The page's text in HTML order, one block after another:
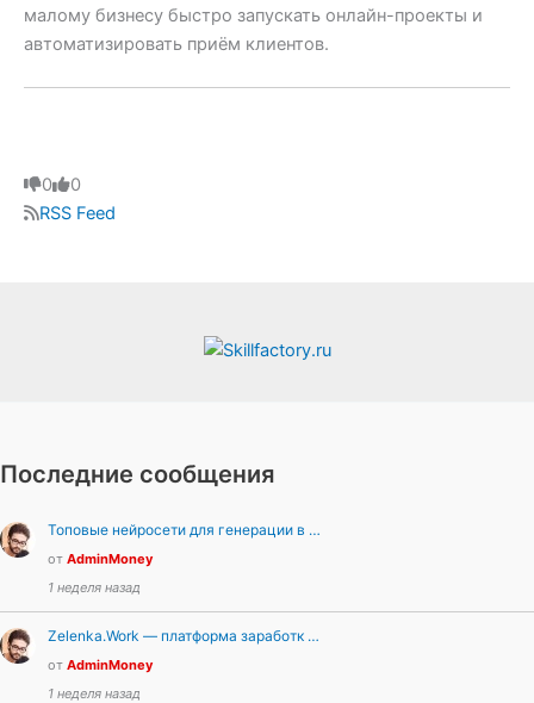
малому бизнесу быстро запускать онлайн-проекты и
автоматизировать приём клиентов.
Голосуйте
палец
0
Голосуйте
палец
0
RSS Feed
Последние сообщения
Топовые нейросети для генерации в …
от AdminMoney
1 неделя назад
Zelenka.Work — платформа заработк …
от AdminMoney
1 неделя назад